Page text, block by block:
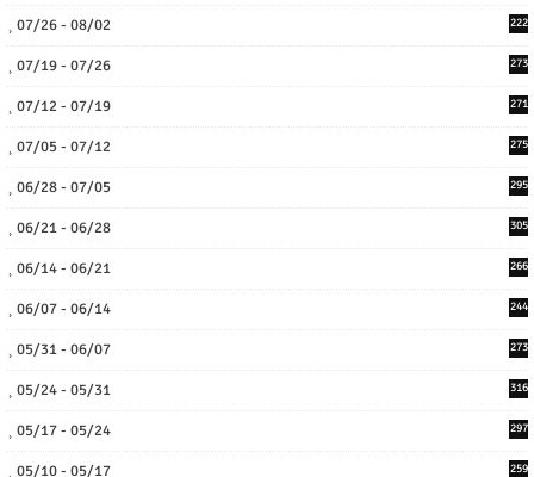
07/26 - 08/02 222
07/19 - 07/26 273
07/12 - 07/19 271
07/05 - 07/12 275
06/28 - 07/05 295
06/21 - 06/28 305
06/14 - 06/21 266
06/07 - 06/14 244
05/31 - 06/07 273
05/24 - 05/31 316
05/17 - 05/24 297
05/10 - 05/17 259